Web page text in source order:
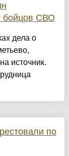
бойцов СВО
дела о
источник.
по